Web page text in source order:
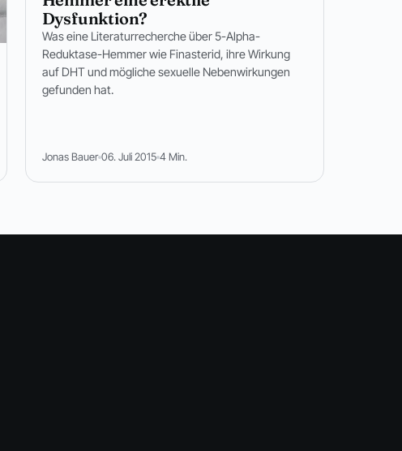
Dysfunktion?
Was eine Literaturrecherche über 5-Alpha-
Reduktase-Hemmer wie Finasterid, ihre Wirkung
auf DHT und mögliche sexuelle Nebenwirkungen
gefunden hat.
Jonas Bauer 06. Juli 2015 4 Min.